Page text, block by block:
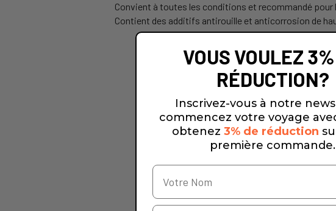
Convient à toutes les conditions et recommandé
Contient des additifs antirouille et anticorrosion de
VOUS VOULEZ
RÉDUCTION?
Inscrivez-vous à notre
commencez votre voyage
obtenez 3% de réduction
première commande.